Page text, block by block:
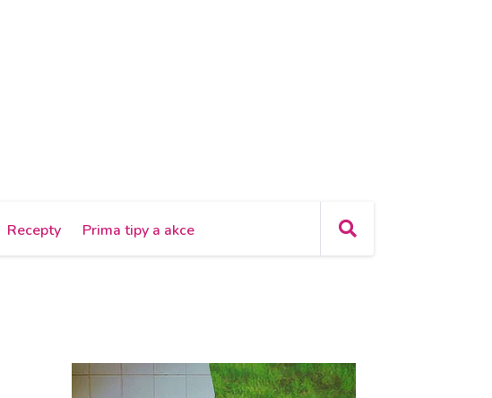
Recepty Prima tipy a akce